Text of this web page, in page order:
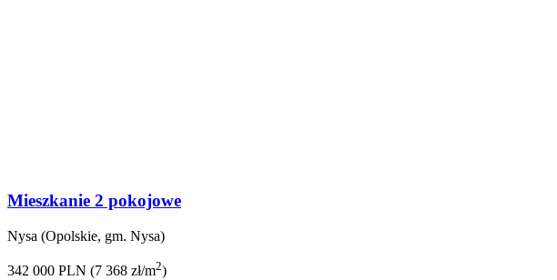
Mieszkanie 2 pokojowe
Nysa (Opolskie, gm. Nysa)
342 000 PLN (7 368 zł/m2)